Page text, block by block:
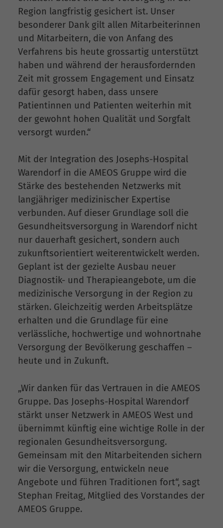
Region langfristig gesichert ist. Unser
besonderer Dank gilt allen Mitarbeiterinnen
und Mitarbeitern, die von Anfang des
Verfahrens bis heute grossartig unterstützt
haben und während der herausfordernden
Zeit mit grossem Engagement und Einsatz
dafür gesorgt haben, dass unsere
Patientinnen und Patienten weiterhin mit
der gewohnt hohen Qualität und Sorgfalt
versorgt wurden.“
Mit der Integration des Josephs-Hospital
Warendorf in die AMEOS Gruppe wird die
Stärke des bestehenden Netzwerks mit
langjähriger medizinischer Expertise
verbunden. Auf dieser Grundlage soll die
Gesundheitsversorgung in Warendorf nicht
nur dauerhaft gesichert, sondern auch
zukunftsorientiert weiterentwickelt werden.
Geplant ist der gezielte Ausbau neuer
Diagnostik- und Therapieangebote, um die
medizinische Versorgung in der Region zu
stärken. Gleichzeitig werden Arbeitsplätze
erhalten und die Grundlage für eine
verlässliche, hochwertige und wohnortnahe
Versorgung der Bevölkerung geschaffen –
heute und in Zukunft.
„Wir danken für das Vertrauen in die AMEOS
Gruppe. Das Josephs-Hospital Warendorf
stärkt unser Netzwerk in AMEOS West und
übernimmt künftig eine wichtige Rolle in der
regionalen Gesundheitsversorgung.
Gemeinsam mit den Mitarbeitenden sichern
wir die Versorgung, entwickeln neue
Angebote und führen Traditionen fort“, sagt
Stephan Freitag, Mitglied des Vorstandes der
AMEOS Gruppe.